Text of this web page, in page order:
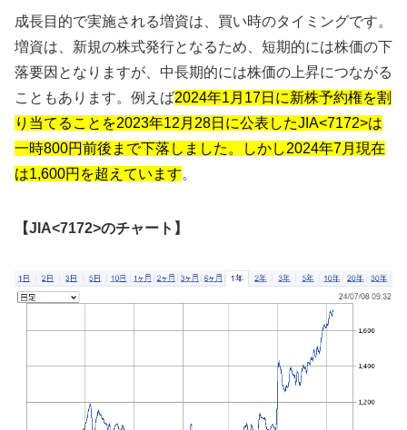
成長目的で実施される増資は、買い時のタイミングです。
増資は、新規の株式発行となるため、短期的には株価の下
落要因となりますが、中長期的には株価の上昇につながる
こともあります。例えば2024年1月17日に新株予約権を割
り当てることを2023年12月28日に公表したJIA<7172>は
一時800円前後まで下落しました。しかし2024年7月現在
は1,600円を超えています。
【JIA<7172>のチャート】